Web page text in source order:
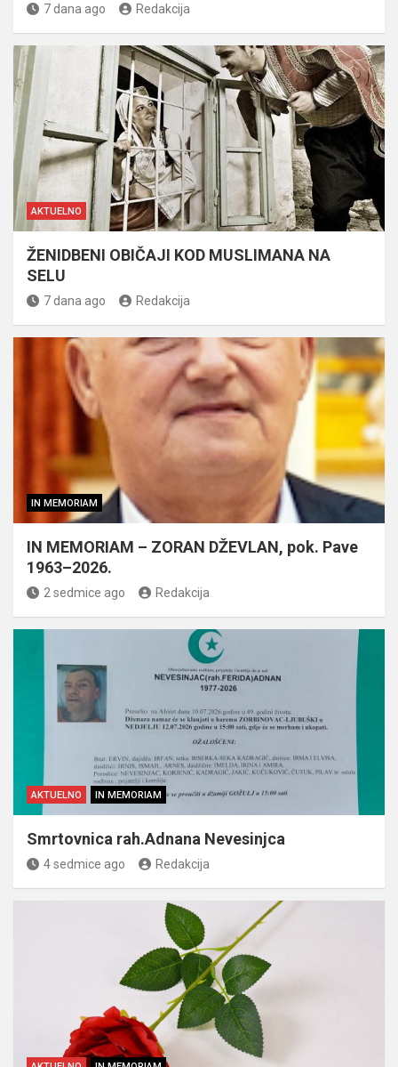
7 dana ago Redakcija
AKTUELNO
ŽENIDBENI OBIČAJI KOD MUSLIMANA NA
SELU
7 dana ago Redakcija
IN MEMORIAM
IN MEMORIAM – ZORAN DŽEVLAN, pok. Pave
1963–2026.
2 sedmice ago Redakcija
AKTUELNO IN MEMORIAM
Smrtovnica rah.Adnana Nevesinjca
4 sedmice ago Redakcija